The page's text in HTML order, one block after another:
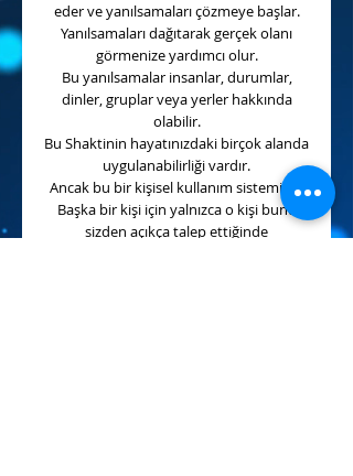
eder ve yanılsamaları çözmeye başlar.
Yanılsamaları dağıtarak gerçek olanı
görmenize yardımcı olur.
Bu yanılsamalar insanlar, durumlar,
dinler, gruplar veya yerler hakkında
olabilir.
Bu Shaktinin hayatınızdaki birçok alanda
uygulanabilirliği vardır.
Ancak bu bir kişisel kullanım sistemidir.
Başka bir kişi için yalnızca o kişi bunu
sizden açıkça talep ettiğinde